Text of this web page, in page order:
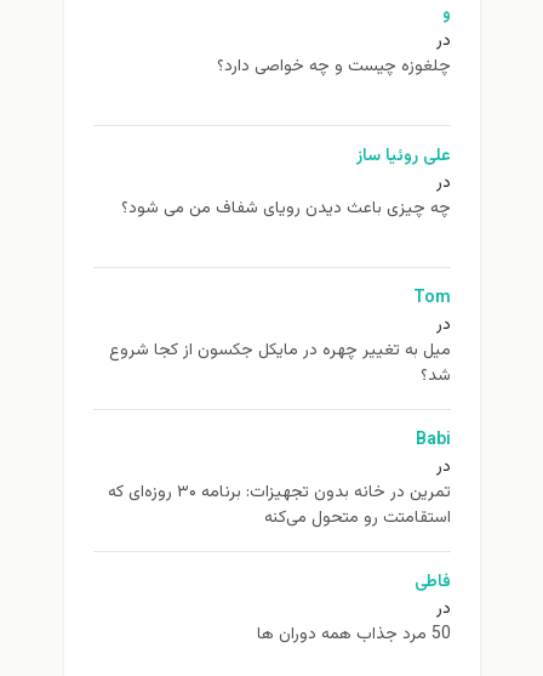
و
در
چلغوزه چیست و چه خواصی دارد؟
علی روئیا ساز
در
چه چیزی باعث دیدن رویای شفاف من می شود؟
Tom
در
ميل به تغيير چهره در مایکل جکسون از كجا شروع
شد؟
Babi
در
تمرین در خانه بدون تجهیزات: برنامه ۳۰ روزه‌ای که
استقامتت رو متحول می‌کنه
فاطی
در
50 مرد جذاب همه دوران ها